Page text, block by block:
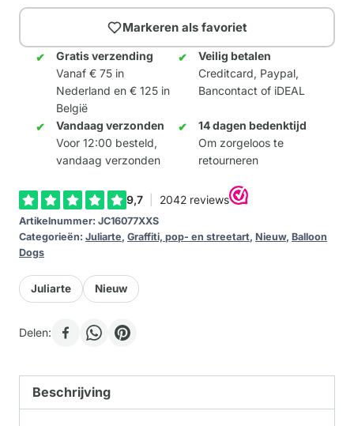
Markeren als favoriet
Gratis verzending
Vanaf € 75 in
Nederland en € 125 in
België
Veilig betalen
Creditcard, Paypal,
Bancontact of iDEAL
Vandaag verzonden
Voor 12:00 besteld,
vandaag verzonden
14 dagen bedenktijd
Om zorgeloos te
retourneren
Artikelnummer: JC16077XXS
Categorieën: Juliarte, Graffiti, pop- en streetart, Nieuw, Balloon
Dogs
Juliarte Nieuw
Delen:
Beschrijving